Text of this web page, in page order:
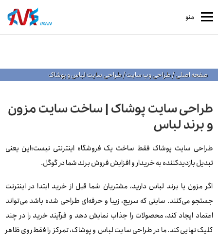
منو
صفحه اصلی/طراحی وب سایت/طراحی سایت لباس و پوشاک
طراحی سایت پوشاک | ساخت سایت مزون
و برند لباس
طراحی سایت پوشاک فقط ساخت یک فروشگاه اینترنتی نیست؛این یعنی
تبدیل بازدیدکننده به خریدار و افزایش فروش برند شما در گوگل.
اگر مزون یا برند لباس دارید، مشتریان شما قبل از خرید ابتدا در اینترنت
جستجو می‌کنند. سایتی که سریع، زیبا و حرفه‌ای طراحی شده باشد می‌تواند
اعتماد ایجاد کند، محصولات را جذاب نمایش دهد و فرآیند خرید را در چند
کلیک نهایی کند.ما در طراحی سایت لباس و پوشاک، تمرکز را فقط روی ظاهر